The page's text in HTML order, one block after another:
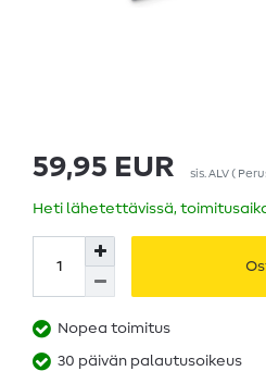
59,95 EUR sis. ALV(
Heti lähetettävissä,
Nopea toimitus
30 päivän palautusoikeus